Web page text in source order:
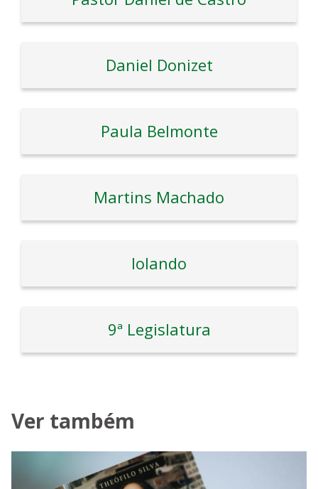
Daniel Donizet
Paula Belmonte
Martins Machado
Iolando
9ª Legislatura
Ver também